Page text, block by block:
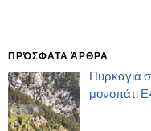
ΠΡΌΣΦΑΤΑ ΆΡΘΡΑ
Πυρκαγιά
μονοπάτι